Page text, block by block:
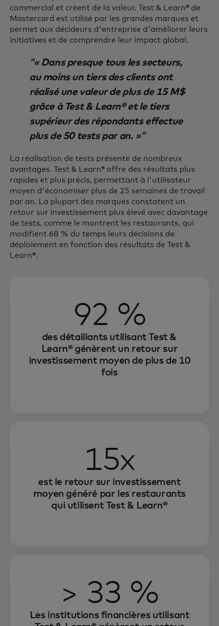
commercial et créent de la valeur. Test & Learn® de
Mastercard est utilisé par les grandes marques et
permet aux décideurs d'entreprise d'améliorer leurs
initiatives et de comprendre leur impact global.
« Dans presque tous les secteurs,
au moins un tiers des clients ont
réalisé une valeur de plus de 15 M$
grâce à Test & Learn® et le tiers
supérieur des répondants effectue
plus de 50 tests par an. »
La réalisation de tests présente de nombreux
avantages. Test & Learn® offre des résultats plus
rapides et plus précis, permettant à l'utilisateur
moyen d'économiser plus de 25 semaines de travail
par an. La plupart des marques constatent un
retour sur investissement plus élevé avec davantage
de tests, comme le montrent les restaurants, qui
modifient 68 % du temps leurs décisions de
déploiement en fonction des résultats de Test &
Learn®.
92 %
des détaillants utilisant Test &
Learn® génèrent un retour sur
investissement moyen de plus de 10
fois
15x
est le retour sur investissement
moyen généré par les restaurants
qui utilisent Test & Learn®
> 33 %
Les institutions financières utilisant